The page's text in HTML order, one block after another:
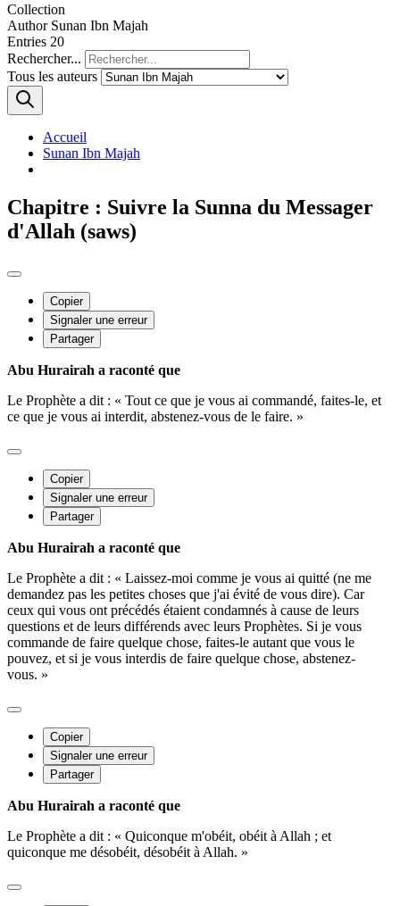
Collection
Author Sunan Ibn Majah
Entries 20
Rechercher...
Tous les auteurs
Accueil
Sunan Ibn Majah
Chapitre : Suivre la Sunna du Messager
d'Allah (saws)
Copier
Signaler une erreur
Partager
Abu Hurairah a raconté que
Le Prophète a dit : « Tout ce que je vous ai commandé, faites-le, et
ce que je vous ai interdit, abstenez-vous de le faire. »
Copier
Signaler une erreur
Partager
Abu Hurairah a raconté que
Le Prophète a dit : « Laissez-moi comme je vous ai quitté (ne me
demandez pas les petites choses que j'ai évité de vous dire). Car
ceux qui vous ont précédés étaient condamnés à cause de leurs
questions et de leurs différends avec leurs Prophètes. Si je vous
commande de faire quelque chose, faites-le autant que vous le
pouvez, et si je vous interdis de faire quelque chose, abstenez-
vous. »
Copier
Signaler une erreur
Partager
Abu Hurairah a raconté que
Le Prophète a dit : « Quiconque m'obéit, obéit à Allah ; et
quiconque me désobéit, désobéit à Allah. »